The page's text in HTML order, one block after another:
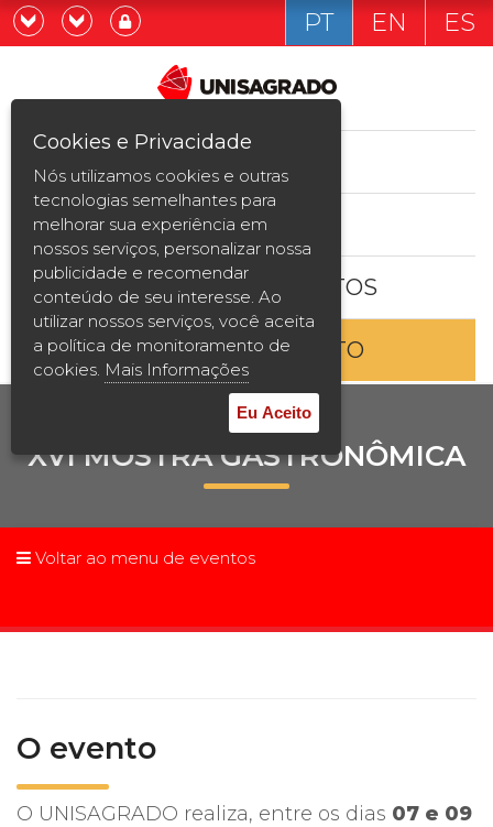
Graduação
Pós-graduação e MBA
Curta Duração
Vestibular
2ª Graduação
Transferência
Reingresso
Prouni
Biblioteca
Calendário acadêmico
Internacionalização
Já sou estudande
Quero ser estudante
PT EN ES
ESTUDE AQUI
BOLSAS E DESCONTOS
ENTRE EM CONTATO
XVI MOSTRA GASTRONÔMICA
Voltar ao menu de eventos
O evento
O UNISAGRADO realiza, entre os dias 07 e 09
Cookies e Privacidade
Nós utilizamos cookies e outras
tecnologias semelhantes para
melhorar sua experiência em
nossos serviços, personalizar nossa
publicidade e recomendar
conteúdo de seu interesse. Ao
utilizar nossos serviços, você aceita
a política de monitoramento de
cookies. Mais Informações
Eu Aceito